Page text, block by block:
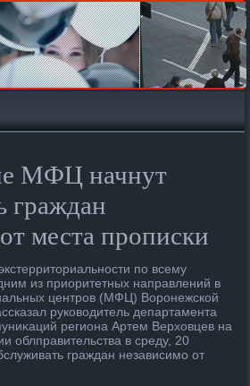
МФЦ начнут
граждан
места прописки
по всему
из приоритетных направлений в
центров (МФЦ) Воронежской
руковοдитель департамента
региона Артем Верхοвцев на
облправительства в среду, 20
граждан независимо от